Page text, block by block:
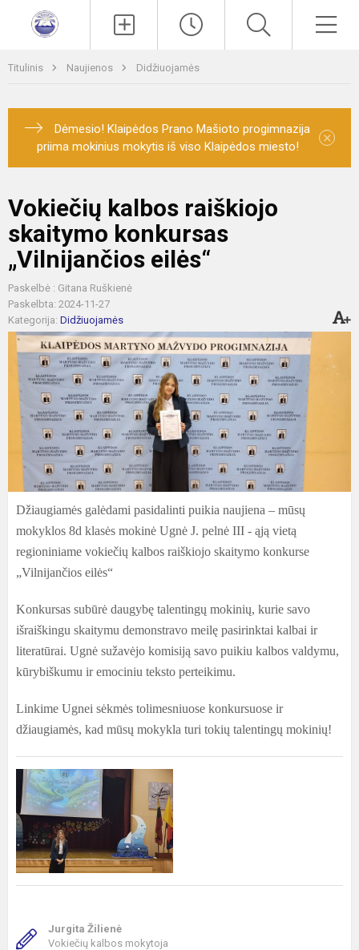
Titulinis Naujienos Didžiuojamės
Dėmesio! Klaipėdos Prano Mašioto progimnazija
priima mokinius mokytis iš viso Klaipėdos miesto!
×
Vokiečių kalbos raiškiojo
skaitymo konkursas
„Vilnijančios eilės“
Paskelbė : Gitana Ruškienė
Paskelbta: 2024-11-27
Kategorija: Didžiuojamės
Džiaugiamės galėdami pasidalinti puikia naujiena – mūsų
mokyklos 8d klasės mokinė Ugnė J. pelnė III - ąją vietą
regioniniame vokiečių kalbos raiškiojo skaitymo konkurse
„Vilnijančios eilės“
Konkursas subūrė daugybę talentingų mokinių, kurie savo
išraiškingu skaitymu demonstravo meilę pasirinktai kalbai ir
literatūrai. Ugnė sužavėjo komisiją savo puikiu kalbos valdymu,
kūrybiškumu ir emociniu teksto perteikimu.
Linkime Ugnei sėkmės tolimesniuose konkursuose ir
džiaugiamės, kad mūsų mokykla turi tokių talentingų mokinių!
Jurgita Žilienė
Vokiečių kalbos mokytoja